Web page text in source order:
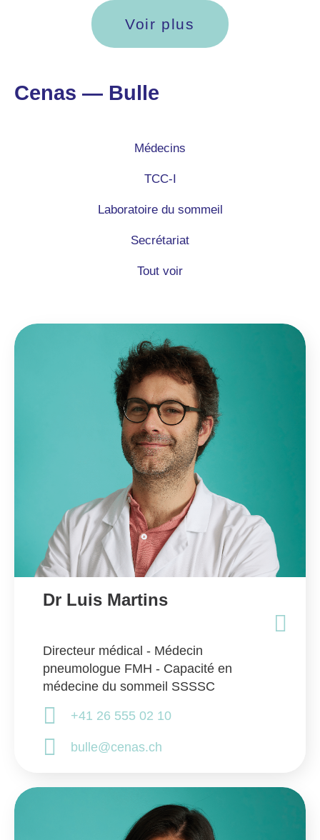
Voir plus
Cenas — Bulle
Médecins
TCC-I
Laboratoire du sommeil
Secrétariat
Tout voir
Dr Luis Martins
Directeur médical - Médecin
pneumologue FMH - Capacité en
médecine du sommeil SSSSC
+41 26 555 02 10
bulle@cenas.ch